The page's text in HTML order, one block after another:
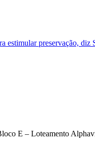
estimular preservação, diz
E – Loteamento